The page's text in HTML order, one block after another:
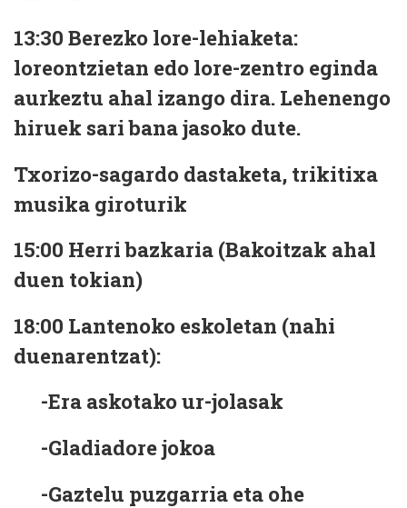
13:30 Berezko lore-lehiaketa:
loreontzietan edo lore-zentro eginda
aurkeztu ahal izango dira. Lehenengo
hiruek sari bana jasoko dute.
Txorizo-sagardo dastaketa, trikitixa
musika giroturik
15:00 Herri bazkaria (Bakoitzak ahal
duen tokian)
18:00 Lantenoko eskoletan (nahi
duenarentzat):
-Era askotako ur-jolasak
-Gladiadore jokoa
-Gaztelu puzgarria eta ohe